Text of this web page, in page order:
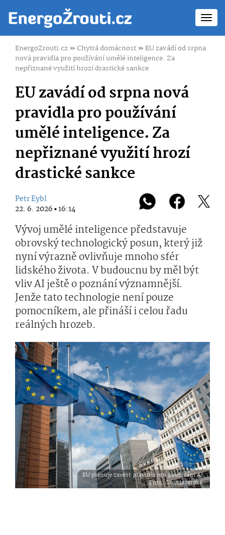
EnergoZrouti.cz»Chytrá domácnost»EU zavádí od srpna
nová pravidla pro používání umělé inteligence. Za
nepřiznané využití hrozí drastické sankce
EU zavádí od srpna nová
pravidla pro používání
umělé inteligence. Za
nepřiznané využití hrozí
drastické sankce
Petr Eybl
22. 6. 2026 ▪ 16:14
Vývoj umělé inteligence představuje
obrovský technologický posun, který již
nyní výrazně ovlivňuje mnoho sfér
lidského života. V budoucnu by měl být
vliv AI ještě o poznání významnější.
Jenže tato technologie není pouze
pomocníkem, ale přináší i celou řadu
reálných hrozeb.
EU plánuje zavést pravidla pro používání AI.
Foto: Shutterstock.